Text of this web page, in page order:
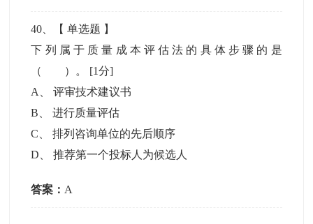
40 、【单选题 】
下列属于质量成本评估法的具体步骤的是
（ ）。 [1分]
A
、评审技术建议书
B 、进行质量评估
C 、排列咨询单位的先后顺序
D 、推荐第一个投标人为候选人
答案： A